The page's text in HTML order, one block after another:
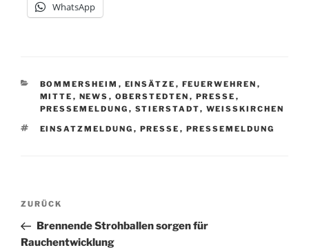
WhatsApp
KATEGORIEN
BOMMERSHEIM , EINSÄTZE , FEUERWEHREN ,
MITTE , NEWS , OBERSTEDTEN , PRESSE ,
PRESSEMELDUNG , STIERSTADT, WEISSKIRCHEN
SCHLAGWÖRTER
EINSATZMELDUNG , PRESSE , PRESSEMELDUNG
Beitragsnavigation
Vorheriger
Beitrag
ZURÜCK
Brennende Strohballen sorgen für
Rauchentwicklung